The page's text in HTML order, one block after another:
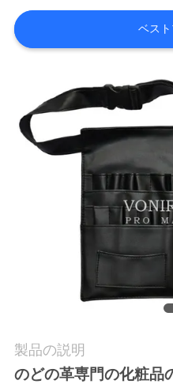
旅
行
質
PRIVACY
POLICY
ベス
製品の説明
のどの革専門の化粧品